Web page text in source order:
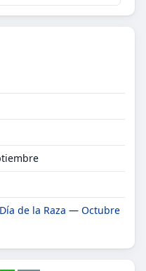
de la Raza — Octubre